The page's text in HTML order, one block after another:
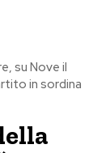
su Nove il
in sordina